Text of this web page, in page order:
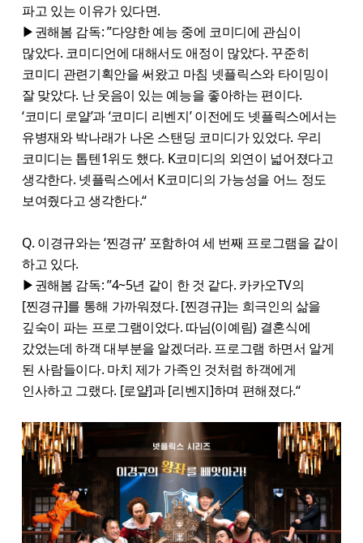
파고 있는 이유가 있다면.
▶권해봄 감독: ”다양한 예능 중에 코미디에 관심이
많았다. 코미디언에 대해서도 애정이 많았다. 꾸준히
코미디 관련기획안을 써왔고 마침 넷플릭스와 타이밍이
잘 맞았다. 난 웃음이 있는 예능을 좋아하는 편이다.
‘코미디 로얄’과 ‘코미디 리벤지’ 이전에도 넷플릭스에서는
유병재와 박나래가 나온 스탠딩 코미디가 있었다. 우리
코미디는 톱텐1위도 했다. K코미디의 외연이 넓어졌다고
생각한다. 넷플릭스에서 K코미디의 가능성을 어느 정도
보여줬다고 생각한다.“
Q. 이경규와는 ‘찐경규’ 포함하여 세 번째 프로그램을 같이
하고 있다.
▶권해봄 감독: ”4~5년 같이 한 것 같다. 카카오TV의
[찐경규]를 통해 가까워졌다. [찐경규]는 희극인의 삶을
깊숙이 파는 프로그램이었다. 따님(이예림) 결혼식에
갔었는데 하객 대부분을 알겠더라. 프로그램 하면서 알게
된 사람들이다. 마치 제가 가족인 것처럼 하객에게
인사하고 그랬다. [로얄]과 [리벤지]하며 편해졌다.“